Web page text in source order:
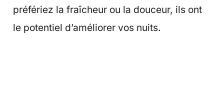
préfériez la fraîcheur ou la douceur, ils ont
le potentiel d’améliorer vos nuits.